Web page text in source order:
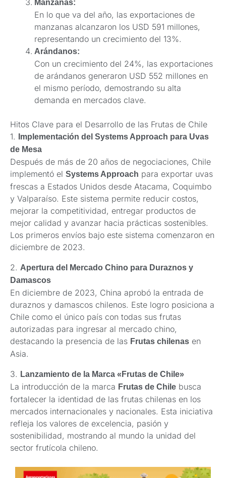
Manzanas:
En lo que va del año, las exportaciones de
manzanas alcanzaron los USD 591 millones,
representando un crecimiento del 13%.
Arándanos:
Con un crecimiento del 24%, las exportaciones
de arándanos generaron USD 552 millones en
el mismo período, demostrando su alta
demanda en mercados clave.
Hitos Clave para el Desarrollo de las Frutas de Chile
1.
Implementación del Systems Approach para Uvas
de Mesa
Después de más de 20 años de negociaciones, Chile
implementó el Systems Approach para exportar uvas
frescas a Estados Unidos desde Atacama, Coquimbo
y Valparaíso. Este sistema permite reducir costos,
mejorar la competitividad, entregar productos de
mejor calidad y avanzar hacia prácticas sostenibles.
Los primeros envíos bajo este sistema comenzaron en
diciembre de 2023.
2. Apertura del Mercado Chino para Duraznos y
Damascos
En diciembre de 2023, China aprobó la entrada de
duraznos y damascos chilenos. Este logro posiciona a
Chile como el único país con todas sus frutas
autorizadas para ingresar al mercado chino,
destacando la presencia de las Frutas chilenas en
Asia.
3. Lanzamiento de la Marca «Frutas de Chile»
La introducción de la marca Frutas de Chile busca
fortalecer la identidad de las frutas chilenas en los
mercados internacionales y nacionales. Esta iniciativa
refleja los valores de excelencia, pasión y
sostenibilidad, mostrando al mundo la unidad del
sector frutícola chileno.